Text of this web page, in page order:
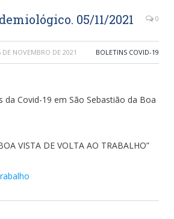
05/11/2021 0
DE NOVEMBRO DE 2021 BOLETINS COVID-19
da Covid-19 em São Sebastião da Boa
VISTA DE VOLTA AO TRABALHO”